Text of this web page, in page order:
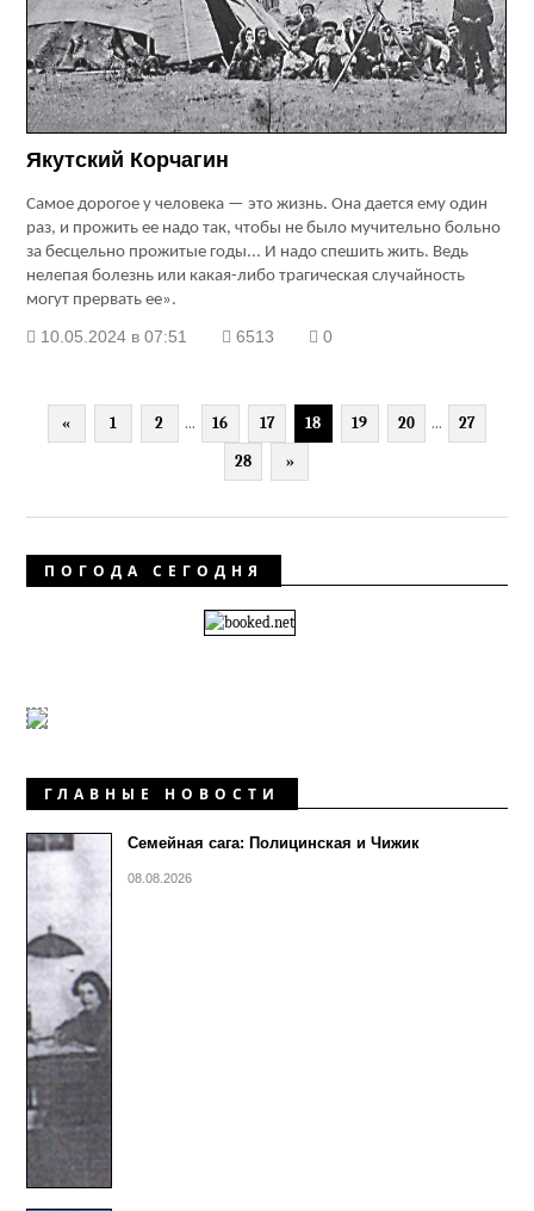
Якутский Корчагин
Самое дорогое у человека — это жизнь. Она дается ему один
раз, и прожить ее надо так, чтобы не было мучительно больно
за бесцельно прожитые годы... И надо спешить жить. Ведь
нелепая болезнь или какая-либо трагическая случайность
могут прервать ее».
10.05.2024 в 07:51 6513 0
« 1 2 ... 16 17 18 19 20 ... 27
28 »
ПОГОДА СЕГОДНЯ
ГЛАВНЫЕ НОВОСТИ
Семейная сага: Полицинская и Чижик
08.08.2026